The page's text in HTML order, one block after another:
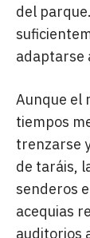
del
adaptarse
Aunque el
tiempos
trenzarse
de taráis,
senderos
acequias
auditorios